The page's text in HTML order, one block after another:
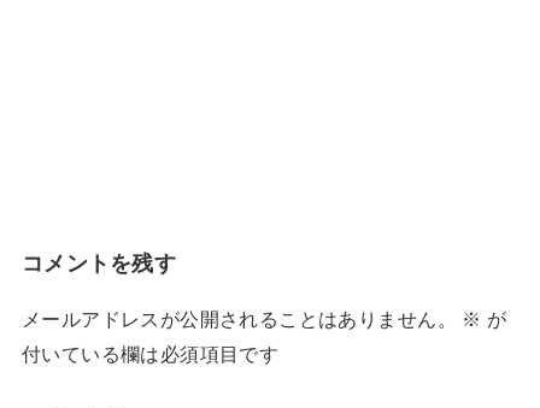
コメントを残す
メールアドレスが公開されることはありません。 ※ が
付いている欄は必須項目です